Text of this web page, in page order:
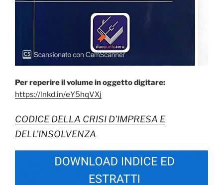
Per reperire il volume in oggetto digitare:
https://lnkd.in/eY5hqVXj
CODICE DELLA CRISI D’IMPRESA E
DELL’INSOLVENZA